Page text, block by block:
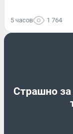
5 часов 1 764
Страшно